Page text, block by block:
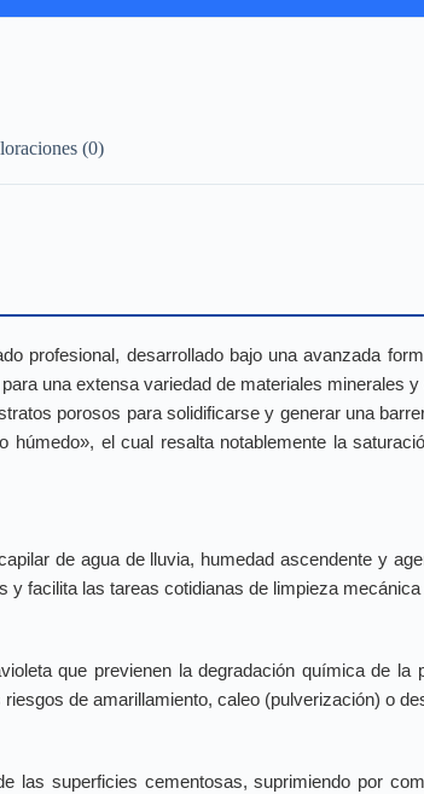
(0)
profesional, desarrollado bajo una avanzada
una extensa variedad de materiales minerales
porosos para solidificarse y generar una
el cual resalta notablemente la
de agua de lluvia, humedad ascendente y
facilita las tareas cotidianas de limpieza mecánica
que previenen la degradación química de
de amarillamiento, caleo (pulverización) o
las superficies cementosas, suprimiendo por